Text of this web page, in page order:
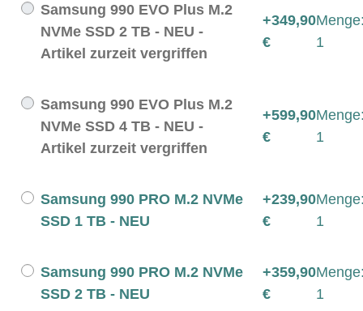
Samsung 990 EVO Plus M.2
NVMe SSD 2 TB - NEU -
Artikel zurzeit vergriffen
+349,90
€
1
Samsung 990 EVO Plus M.2
NVMe SSD 4 TB - NEU -
Artikel zurzeit vergriffen
+599,90
€
1
Samsung 990 PRO M.2 NVMe
SSD 1 TB - NEU
+239,90
€
1
Samsung 990 PRO M.2 NVMe
SSD 2 TB - NEU
+359,90
€
1